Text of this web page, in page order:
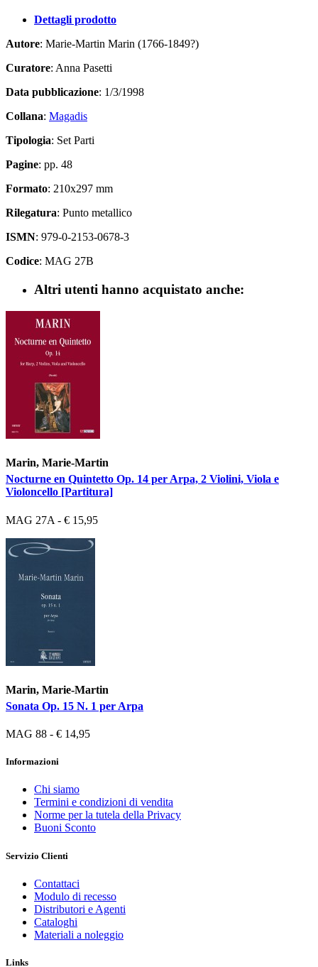
Dettagli prodotto
Autore: Marie-Martin Marin (1766-1849?)
Curatore: Anna Pasetti
Data pubblicazione: 1/3/1998
Collana: Magadis
Tipologia: Set Parti
Pagine: pp. 48
Formato: 210x297 mm
Rilegatura: Punto metallico
ISMN: 979-0-2153-0678-3
Codice: MAG 27B
Altri utenti hanno acquistato anche:
Marin, Marie-Martin
Nocturne en Quintetto Op. 14 per Arpa, 2 Violini, Viola e
Violoncello [Partitura]
MAG 27A - € 15,95
Marin, Marie-Martin
Sonata Op. 15 N. 1 per Arpa
MAG 88 - € 14,95
Informazioni
Chi siamo
Termini e condizioni di vendita
Norme per la tutela della Privacy
Buoni Sconto
Servizio Clienti
Contattaci
Modulo di recesso
Distributori e Agenti
Cataloghi
Materiali a noleggio
Links